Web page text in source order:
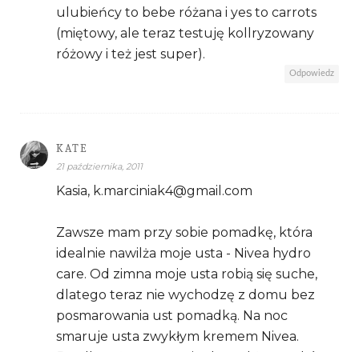
ulubieńcy to bebe różana i yes to carrots
(miętowy, ale teraz testuję kollryzowany
różowy i też jest super).
Odpowiedz
KATE
21 października, 2011
Kasia, k.marciniak4@gmail.com
Zawsze mam przy sobie pomadkę, która
idealnie nawilża moje usta - Nivea hydro
care. Od zimna moje usta robią się suche,
dlatego teraz nie wychodzę z domu bez
posmarowania ust pomadką. Na noc
smaruje usta zwykłym kremem Nivea.